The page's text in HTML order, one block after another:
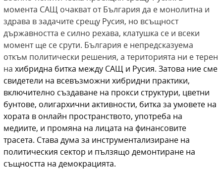
момента САЩ очакват от България да е монолитна и
здрава в задачите срещу Русия, но всъщност
държавността е силно рехава, клатушка се и всеки
момент ще се срути. България е непредсказуема
откъм политически решения, а територията ни е терен
на хибридна битка между САЩ и Русия. Затова ние сме
свидетели на всевъзможни хибридни практики,
включително създаване на прокси структури, цветни
бунтове, олигархични активности, битка за умовете на
хората в онлайн пространството, употреба на
медиите, и промяна на лицата на финансовите
трасета. Става дума за инструментализиране на
политическия сектор и пълзящо демонтиране на
същността на демокрацията.